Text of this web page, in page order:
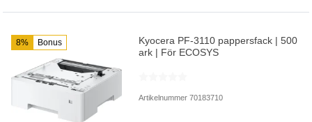
8% Bonus
Kyocera PF-3110 pappersfack | 500
ark | För ECOSYS
Artikelnummer 70183710